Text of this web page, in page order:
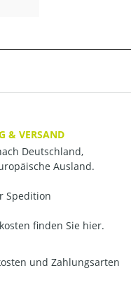
& VERSAND
Deutschland,
Ausland.
Spedition
finden Sie hier.
und Zahlungsarten